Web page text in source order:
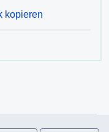
kopieren